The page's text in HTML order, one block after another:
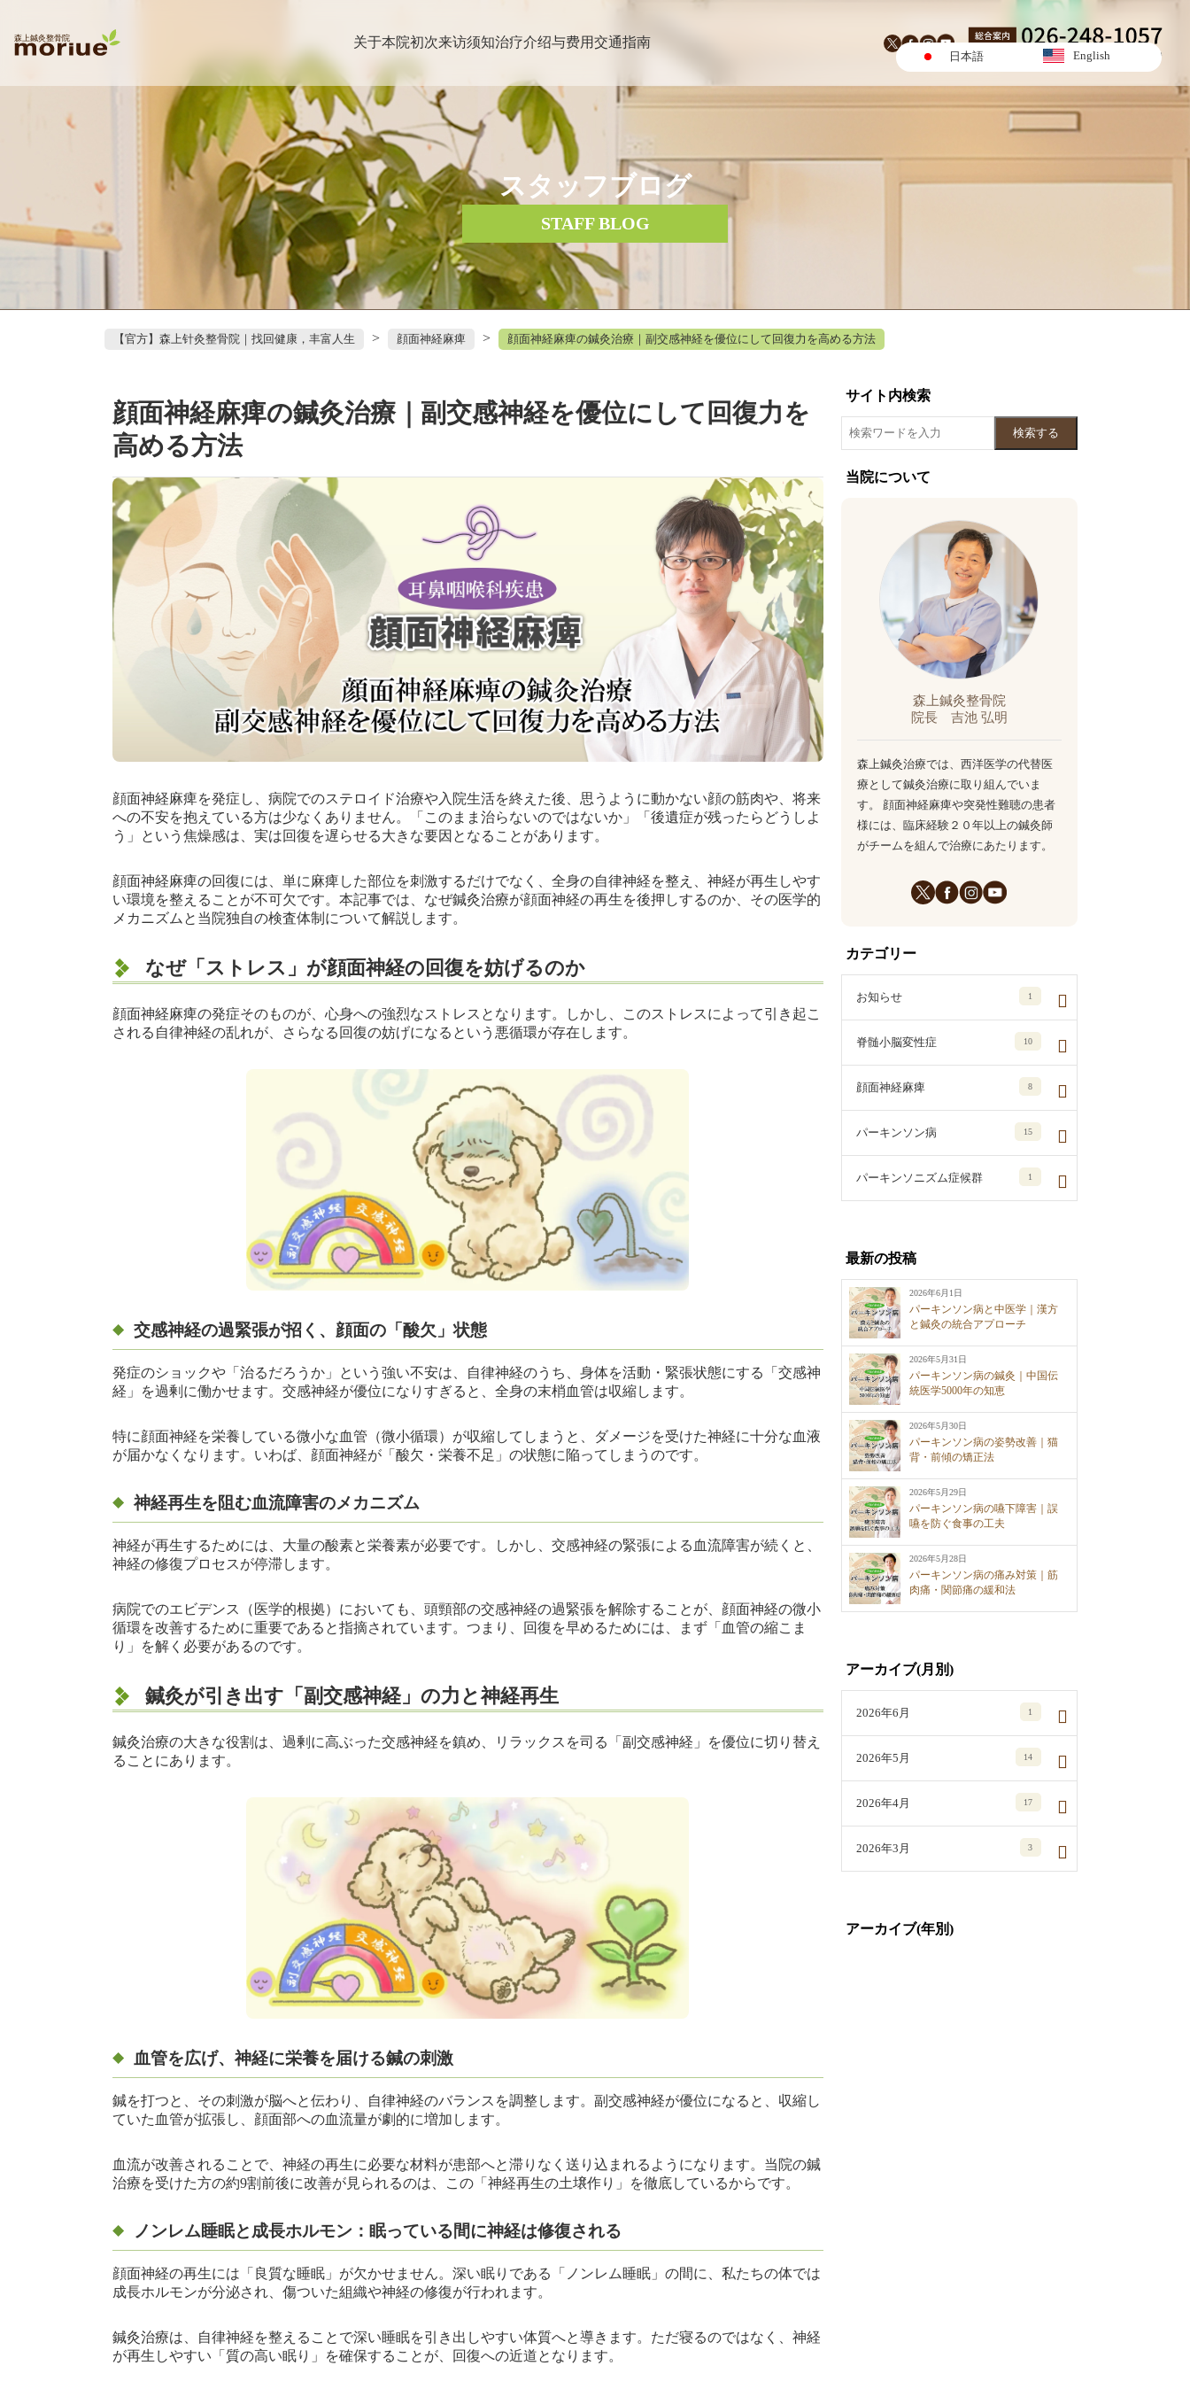
关于本院初次来访须知治疗介绍与费用交通指南
日本語 English
スタッフブログ
STAFF BLOG
【官方】森上针灸整骨院｜找回健康，丰富人生 > 顔面神経麻痺 > 顔面神経麻痺の鍼灸治療｜副交感神経を優位にして回復力を高める方法
顔面神経麻痺の鍼灸治療｜副交感神経を優位にして回復力を
高める方法
顔面神経麻痺を発症し、病院でのステロイド治療や入院生活を終えた後、思うように動かない顔の筋肉や、将来
への不安を抱えている方は少なくありません。「このまま治らないのではないか」「後遺症が残ったらどうしよ
う」という焦燥感は、実は回復を遅らせる大きな要因となることがあります。
顔面神経麻痺の回復には、単に麻痺した部位を刺激するだけでなく、全身の自律神経を整え、神経が再生しやす
い環境を整えることが不可欠です。本記事では、なぜ鍼灸治療が顔面神経の再生を後押しするのか、その医学的
メカニズムと当院独自の検査体制について解説します。
なぜ「ストレス」が顔面神経の回復を妨げるのか
顔面神経麻痺の発症そのものが、心身への強烈なストレスとなります。しかし、このストレスによって引き起こ
される自律神経の乱れが、さらなる回復の妨げになるという悪循環が存在します。
交感神経の過緊張が招く、顔面の「酸欠」状態
発症のショックや「治るだろうか」という強い不安は、自律神経のうち、身体を活動・緊張状態にする「交感神
経」を過剰に働かせます。交感神経が優位になりすぎると、全身の末梢血管は収縮します。
特に顔面神経を栄養している微小な血管（微小循環）が収縮してしまうと、ダメージを受けた神経に十分な血液
が届かなくなります。いわば、顔面神経が「酸欠・栄養不足」の状態に陥ってしまうのです。
神経再生を阻む血流障害のメカニズム
神経が再生するためには、大量の酸素と栄養素が必要です。しかし、交感神経の緊張による血流障害が続くと、
神経の修復プロセスが停滞します。
病院でのエビデンス（医学的根拠）においても、頭頸部の交感神経の過緊張を解除することが、顔面神経の微小
循環を改善するために重要であると指摘されています。つまり、回復を早めるためには、まず「血管の縮こま
り」を解く必要があるのです。
鍼灸が引き出す「副交感神経」の力と神経再生
鍼灸治療の大きな役割は、過剰に高ぶった交感神経を鎮め、リラックスを司る「副交感神経」を優位に切り替え
ることにあります。
血管を広げ、神経に栄養を届ける鍼の刺激
鍼を打つと、その刺激が脳へと伝わり、自律神経のバランスを調整します。副交感神経が優位になると、収縮し
ていた血管が拡張し、顔面部への血流量が劇的に増加します。
血流が改善されることで、神経の再生に必要な材料が患部へと滞りなく送り込まれるようになります。当院の鍼
治療を受けた方の約9割前後に改善が見られるのは、この「神経再生の土壌作り」を徹底しているからです。
ノンレム睡眠と成長ホルモン：眠っている間に神経は修復される
顔面神経の再生には「良質な睡眠」が欠かせません。深い眠りである「ノンレム睡眠」の間に、私たちの体では
成長ホルモンが分泌され、傷ついた組織や神経の修復が行われます。
鍼灸治療は、自律神経を整えることで深い睡眠を引き出しやすい体質へと導きます。ただ寝るのではなく、神経
が再生しやすい「質の高い眠り」を確保することが、回復への近道となります。
サイト内検索
検索する
当院について
森上鍼灸整骨院
院長 吉池 弘明
森上鍼灸治療では、西洋医学の代替医
療として鍼灸治療に取り組んでいま
す。 顔面神経麻痺や突発性難聴の患者
様には、臨床経験２０年以上の鍼灸師
がチームを組んで治療にあたります。
カテゴリー
お知らせ 1
脊髄小脳変性症 10
顔面神経麻痺 8
パーキンソン病 15
パーキンソニズム症候群 1
最新の投稿
2026年6月1日
パーキンソン病と中医学｜漢方
と鍼灸の統合アプローチ
2026年5月31日
パーキンソン病の鍼灸｜中国伝
統医学5000年の知恵
2026年5月30日
パーキンソン病の姿勢改善｜猫
背・前傾の矯正法
2026年5月29日
パーキンソン病の嚥下障害｜誤
嚥を防ぐ食事の工夫
2026年5月28日
パーキンソン病の痛み対策｜筋
肉痛・関節痛の緩和法
アーカイブ(月別)
2026年6月 1
2026年5月 14
2026年4月 17
2026年3月 3
アーカイブ(年別)